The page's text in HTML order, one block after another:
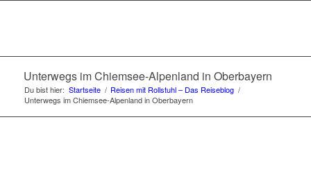
Unterwegs im Chiemsee-Alpenland in Oberbayern
Du bist hier: Startseite / Reisen mit Rollstuhl – Das Reiseblog /
Unterwegs im Chiemsee-Alpenland in Oberbayern